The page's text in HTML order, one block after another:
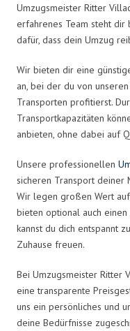
Umzugsmeister Ritter
erfahrenes Team steht
dafür, dass dein Umzug
Wir bieten dir eine
an, bei der du von
Transporten profitierst.
Transportkapazitäten
anbieten, ohne dabei auf
Unsere professionellen
sicheren Transport deiner
Wir legen großen Wert
bieten optional auch einen
kannst du dich entspannt
Zuhause freuen.
Bei Umzugsmeister Ritter
eine transparente
uns ein persönliches und
deine Bedürfnisse